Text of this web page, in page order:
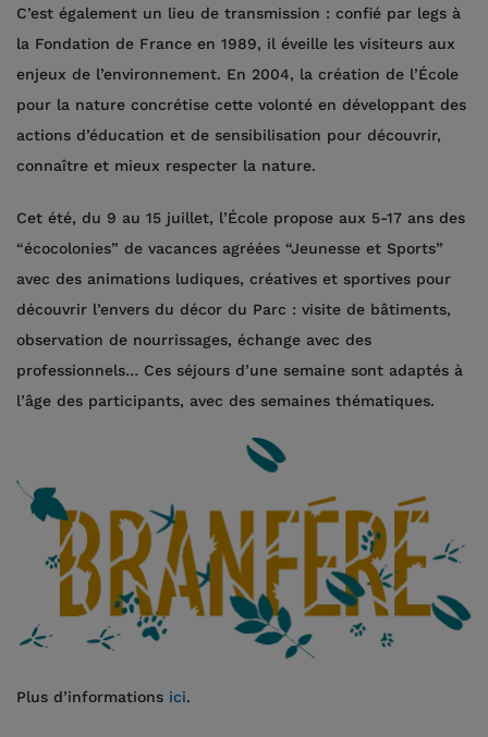
C’est également un lieu de transmission : confié par legs à
la Fondation de France en 1989, il éveille les visiteurs aux
enjeux de l’environnement. En 2004, la création de l’École
pour la nature concrétise cette volonté en développant des
actions d’éducation et de sensibilisation pour découvrir,
connaître et mieux respecter la nature.
Cet été, du 9 au 15 juillet, l’École propose aux 5-17 ans des
“écocolonies” de vacances agréées “Jeunesse et Sports”
avec des animations ludiques, créatives et sportives pour
découvrir l’envers du décor du Parc : visite de bâtiments,
observation de nourrissages, échange avec des
professionnels… Ces séjours d’une semaine sont adaptés à
l’âge des participants, avec des semaines thématiques.
Plus d’informations ici.